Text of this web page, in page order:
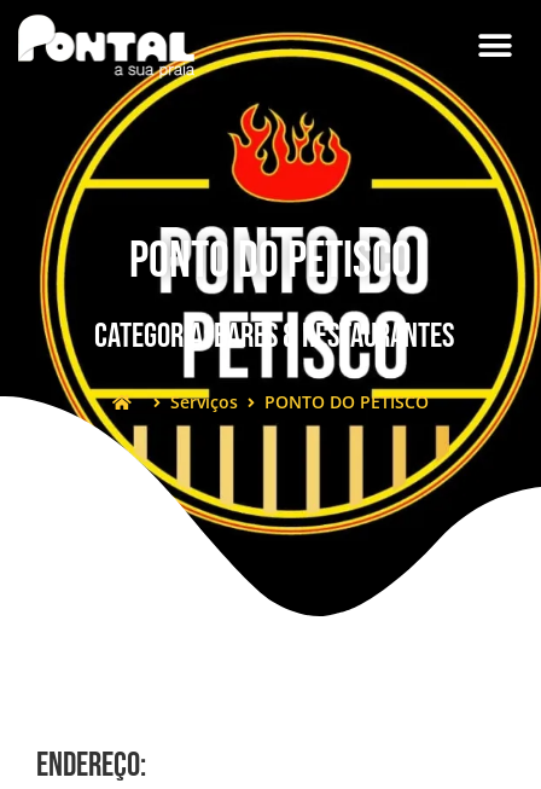
PONTO DO PETISCO
Categoria:Bares & Restaurantes
Serviços PONTO DO PETISCO
Endereço: